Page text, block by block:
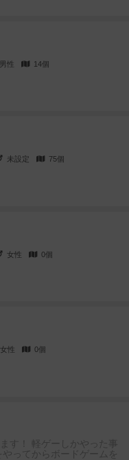
男性 14個
未設定 75個
女性 0個
女性 0個
す！ 軽ゲーしかやった事
ってからボードゲームを